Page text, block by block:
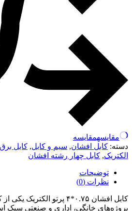
مقایسهمقایسه
دسته: کابل افشان, سیم و کابل, کابل برق
الکتریک, کابل چهار رشته افشان
توضیحات
نظرات (0)
کابل افشان ۰.۷۵*۴ پرتو
پروژه‌های خانگی، اداری و صنعتی سبک